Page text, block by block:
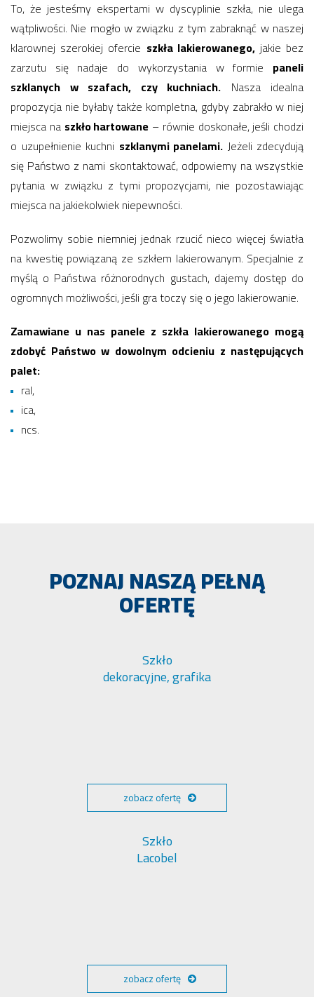
To, że jesteśmy ekspertami w dyscyplinie szkła, nie ulega
wątpliwości. Nie mogło w związku z tym zabraknąć w naszej
klarownej szerokiej ofercie szkła lakierowanego,jakie bez
zarzutu się nadaje do wykorzystania w formie paneli
szklanych w szafach, czy kuchniach. Nasza idealna
propozycja nie byłaby także kompletna, gdyby zabrakło w niej
miejsca na szkło hartowane – równie doskonałe, jeśli chodzi
o uzupełnienie kuchni szklanymi panelami. Jeżeli zdecydują
się Państwo z nami skontaktować, odpowiemy na wszystkie
pytania w związku z tymi propozycjami, nie pozostawiając
miejsca na jakiekolwiek niepewności.
Pozwolimy sobie niemniej jednak rzucić nieco więcej światła
na kwestię powiązaną ze szkłem lakierowanym. Specjalnie z
myślą o Państwa różnorodnych gustach, dajemy dostęp do
ogromnych możliwości, jeśli gra toczy się o jego lakierowanie.
Zamawiane u nas panele z szkła lakierowanego mogą
zdobyć Państwo w dowolnym odcieniu z następujących
palet:
ral,
ica,
ncs.
POZNAJ NASZĄ PEŁNĄ
OFERTĘ
Szkło
dekoracyjne, grafika
zobacz ofertę
Szkło
Lacobel
zobacz ofertę